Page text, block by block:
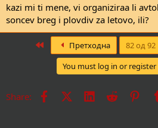
kazi mi ti mene, vi organiziraa li
soncev breg i plovdiv za letovo, ili?
Претходна 82 од 92
You must log in or
Share: Facebook LinkedInReddit